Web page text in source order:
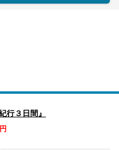
行３日間』